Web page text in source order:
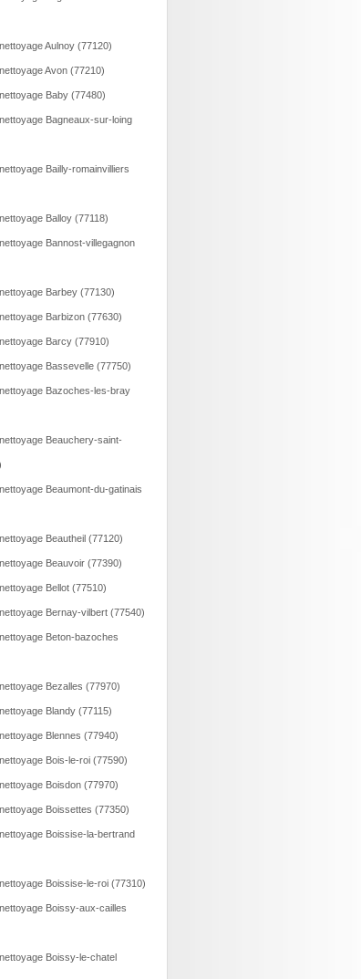
Aulnoy (77120)
Avon (77210)
Baby (77480)
Bagneaux-sur-loing
Bailly-romainvilliers
Balloy (77118)
Bannost-villegagnon
Barbey (77130)
Barbizon (77630)
Barcy (77910)
Bassevelle (77750)
Bazoches-les-bray
Beauchery-saint-
Beaumont-du-gatinais
Beautheil (77120)
Beauvoir (77390)
Bellot (77510)
Bernay-vilbert (77540)
Beton-bazoches
Bezalles (77970)
Blandy (77115)
Blennes (77940)
Bois-le-roi (77590)
Boisdon (77970)
Boissettes (77350)
Boissise-la-bertrand
Boissise-le-roi (77310)
Boissy-aux-cailles
Boissy-le-chatel